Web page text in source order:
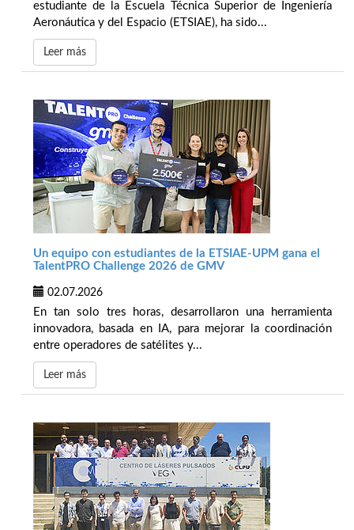
estudiante de la Escuela Técnica Superior de Ingeniería
Aeronáutica y del Espacio (ETSIAE), ha sido...
Leer más
Un equipo con estudiantes de la ETSIAE-UPM gana el
TalentPRO Challenge 2026 de GMV
02.07.2026
En tan solo tres horas, desarrollaron una herramienta
innovadora, basada en IA, para mejorar la coordinación
entre operadores de satélites y...
Leer más